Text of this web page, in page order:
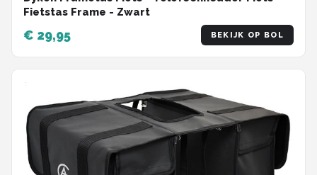
Fietstas Frame - Zwart
€ 29,95 BEKIJK OP BOL